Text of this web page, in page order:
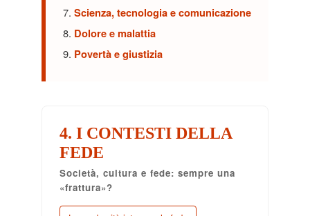
7. Scienza, tecnologia e comunicazione
8. Dolore e malattia
9. Povertà e giustizia
4. I CONTESTI DELLA
FEDE
Società, cultura e fede: sempre una
«frattura»?